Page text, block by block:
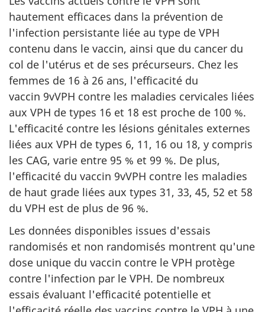
hautement efficaces dans la prévention de
l'infection persistante liée au type de VPH
contenu dans le vaccin, ainsi que du cancer du
col de l'utérus et de ses précurseurs. Chez les
femmes de 16 à 26 ans, l'efficacité du
vaccin 9vVPH contre les maladies cervicales liées
aux VPH de types 16 et 18 est proche de 100 %.
L'efficacité contre les lésions génitales externes
liées aux VPH de types 6, 11, 16 ou 18, y compris
les CAG, varie entre 95 % et 99 %. De plus,
l'efficacité du vaccin 9vVPH contre les maladies
de haut grade liées aux types 31, 33, 45, 52 et 58
du VPH est de plus de 96 %.
Les données disponibles issues d'essais
randomisés et non randomisés montrent qu'une
dose unique du vaccin contre le VPH protège
contre l'infection par le VPH. De nombreux
essais évaluant l'efficacité potentielle et